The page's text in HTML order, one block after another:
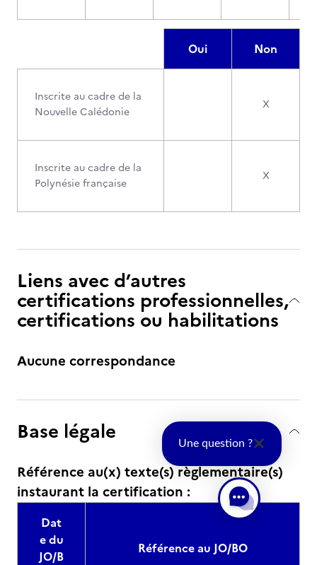
Oui Non
Inscrite au cadre de la
Nouvelle Calédonie
X
Inscrite au cadre de la
Polynésie française
X
Liens avec d’autres
certifications professionnelles,
certifications ou habilitations
Aucune correspondance
Base légale
Référence au(x) texte(s) règlementaire(s)
instaurant la certification :
Dat
e du
JO/B
Référence au JO/BO
Une question ?